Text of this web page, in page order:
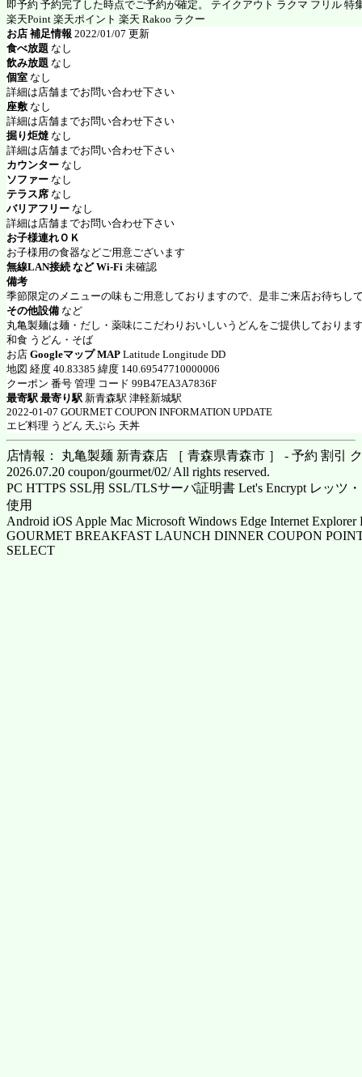
即予約 予約完了した時点でご予約が確定。 テイクアウト ラクマ フリル 特
楽天Point 楽天ポイント 楽天 Rakoo ラクー
お店 補足情報 2022/01/07 更新
食べ放題 なし
飲み放題 なし
個室 なし
詳細は店舗までお問い合わせ下さい
座敷 なし
詳細は店舗までお問い合わせ下さい
掘り炬燵 なし
詳細は店舗までお問い合わせ下さい
カウンター なし
ソファー なし
テラス席 なし
バリアフリー なし
詳細は店舗までお問い合わせ下さい
お子様連れＯＫ
お子様用の食器などご用意ございます
無線LAN接続 など Wi-Fi 未確認
備考
季節限定のメニューの味もご用意しておりますので、是非ご来店お待ちし
その他設備 など
丸亀製麺は麺・だし・薬味にこだわりおいしいうどんをご提供しておりま
和食 うどん・そば
お店 Googleマップ MAP Latitude Longitude DD
地図 経度 40.83385 緯度 140.69547710000006
クーポン 番号 管理 コード 99B47EA3A7836F
最寄駅 最寄り駅 新青森駅 津軽新城駅
2022-01-07 GOURMET COUPON INFORMATION UPDATE
エビ料理 うどん 天ぷら 天丼
店情報： 丸亀製麺 新青森店 ［ 青森県青森市 ］ - 予約 割引
2026.07.20 coupon/gourmet/02/ All rights reserved.
PC HTTPS SSL用 SSL/TLSサーバ証明書 Let's Encrypt レッツ
使用
Android iOS Apple Mac Microsoft Windows Edge Internet Explorer
GOURMET BREAKFAST LAUNCH DINNER COUPON
SELECT